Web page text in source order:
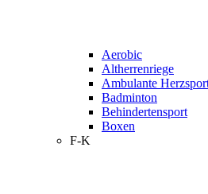
Aerobic
Altherrenriege
Ambulante
Badminton
Behindertensport
Boxen
F-K